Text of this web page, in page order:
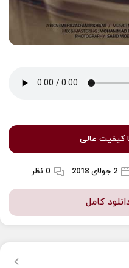
کیفیت عالی
2 جولای 2018 0 نظر
کامل